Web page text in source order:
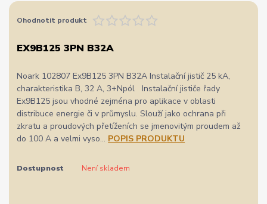
Ohodnotit produkt
EX9B125 3PN B32A
Noark 102807 Ex9B125 3PN B32A Instalační jistič 25 kA,
charakteristika B, 32 A, 3+Npól Instalační jističe řady
Ex9B125 jsou vhodné zejména pro aplikace v oblasti
distribuce energie či v průmyslu. Slouží jako ochrana při
zkratu a proudových přetíženích se jmenovitým proudem až
do 100 A a velmi vyso... POPIS PRODUKTU
Dostupnost Není skladem